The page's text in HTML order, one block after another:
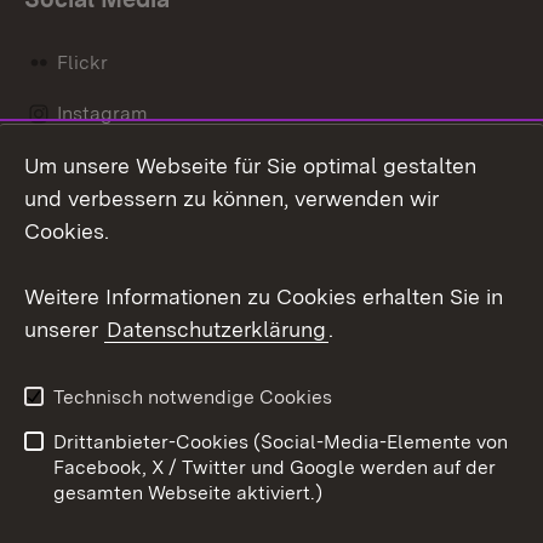
Flickr
Instagram
Social Wall
Barrierefreiheit
Benutzungshinweise
Impressum
Cookies
Um unsere Webseite für Sie optimal gestalten
und verbessern zu können, verwenden wir
Cookies.
Weitere Informationen zu Cookies erhalten Sie in
unserer Datenschutzerklärung.
Technisch notwendige Cookies
Drittanbieter-Cookies (Social-Media-Elemente von
Facebook, X / Twitter und Google werden auf der
gesamten Webseite aktiviert.)